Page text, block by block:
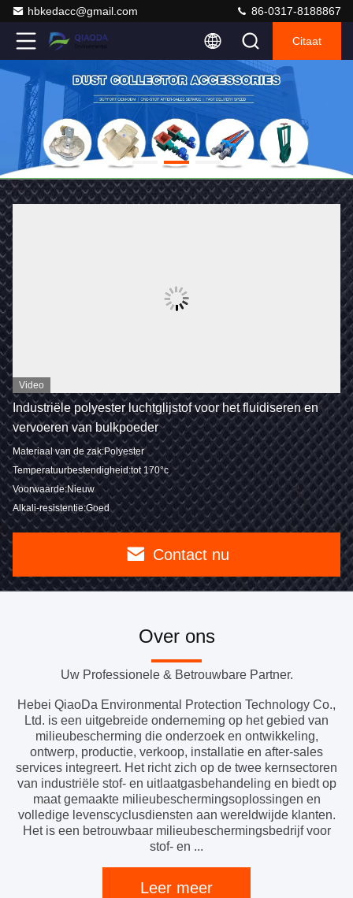
hbkedacc@gmail.com 86-0317-8188867
Citaat
Video
Industriële polyester luchtglijstof voor het fluidiseren en
vervoeren van bulkpoeder
Materiaal van de zak:Polyester
Temperatuurbestendigheid:tot 170°c
Voorwaarde:Nieuw
Alkali-resistentie:Goed
Contact nu
Over ons
Uw Professionele & Betrouwbare Partner.
Hebei QiaoDa Environmental Protection Technology Co.,
Ltd. is een uitgebreide onderneming op het gebied van
milieubescherming die onderzoek en ontwikkeling,
ontwerp, productie, verkoop, installatie en after-sales
services integreert. Het richt zich op de twee kernsectoren
van industriële stof- en uitlaatgasbehandeling en biedt op
maat gemaakte milieubeschermingsoplossingen en
volledige levenscyclusdiensten aan wereldwijde klanten.
Het is een betrouwbaar milieubeschermingsbedrijf voor
stof- en ...
Leer meer